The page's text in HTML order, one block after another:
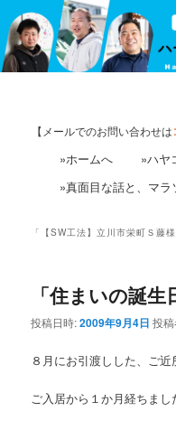
【メールでのお問い合わせは
»ホームへ »ハヤ
»真面目な話と、マラ
「 【SW工法】立川市栄町Ｓ藤
「住まいの誕生
投稿日時:2009年9月4日 投
８月にお引渡しした、ご近
ご入居から１か月経ちまし